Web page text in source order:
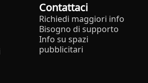
Contattaci
Richiedi maggiori info
Bisogno di supporto
Info su spazi
pubblicitari